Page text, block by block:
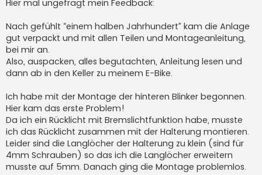
Hier mal ungefragt mein Feedback:
Nach gefühlt “einem halben Jahrhundert” kam die Anlage
gut verpackt und mit allen Teilen und Montageanleitung,
bei mir an.
Also, auspacken, alles begutachten, Anleitung lesen und
dann ab in den Keller zu meinem E-Bike.
Ich habe mit der Montage der hinteren Blinker begonnen.
Hier kam das erste Problem!
Da ich ein Rücklicht mit Bremslichtfunktion habe, musste
ich das Rücklicht zusammen mit der Halterung montieren.
Leider sind die Langlöcher der Halterung zu klein (sind für
4mm Schrauben) so das ich die Langlöcher erweitern
musste auf 5mm. Danach ging die Montage problemlos.